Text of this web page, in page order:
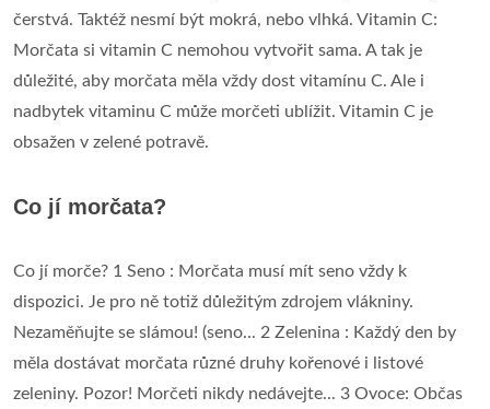
čerstvá. Taktéž nesmí být mokrá, nebo vlhká. Vitamin C:
Morčata si vitamin C nemohou vytvořit sama. A tak je
důležité, aby morčata měla vždy dost vitamínu C. Ale i
nadbytek vitaminu C může morčeti ublížit. Vitamin C je
obsažen v zelené potravě.
Co jí morčata?
Co jí morče? 1 Seno : Morčata musí mít seno vždy k
dispozici. Je pro ně totiž důležitým zdrojem vlákniny.
Nezaměňujte se slámou! (seno... 2 Zelenina : Každý den by
měla dostávat morčata různé druhy kořenové i listové
zeleniny. Pozor! Morčeti nikdy nedávejte... 3 Ovoce: Občas